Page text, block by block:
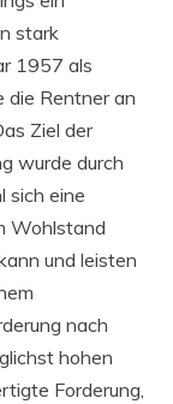
stark
1957 als
die Rentner an
Ziel der
wurde durch
sich eine
Wohlstand
und leisten
nach
hohen
Forderung,